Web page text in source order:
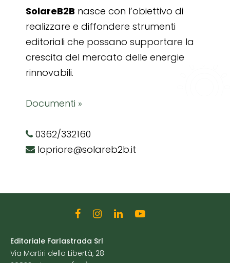
SolareB2B nasce con l’obiettivo di
realizzare e diffondere strumenti
editoriali che possano supportare la
crescita del mercato delle energie
rinnovabili.
Documenti »
0362/332160
lopriore@solareb2b.it
Editoriale Farlastrada Srl
Via Martiri della Libertà, 28